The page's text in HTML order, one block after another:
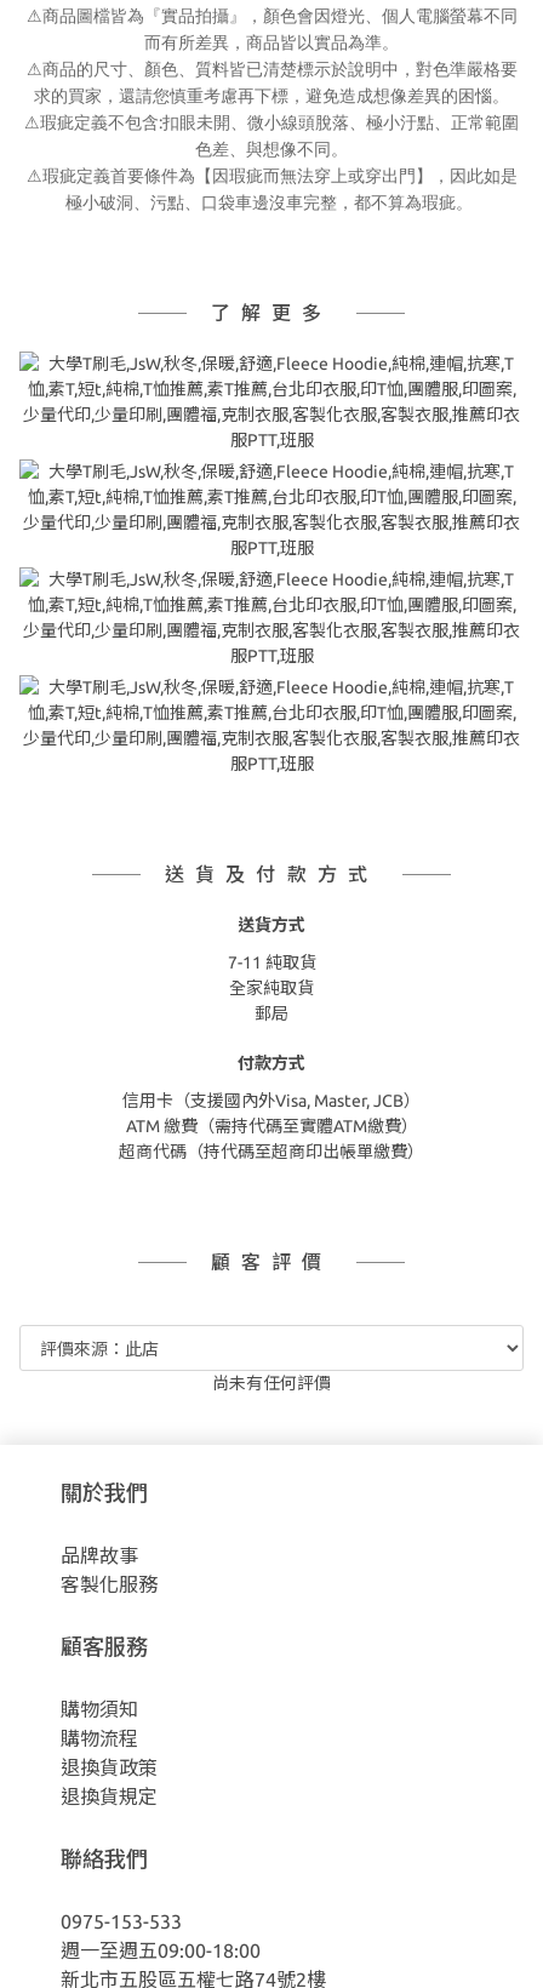
⚠商品圖檔皆為『實品拍攝』，顏色會因燈光、個人電腦螢幕不同
而有所差異，商品皆以實品為準。
⚠商品的尺寸、顏色、質料皆已清楚標示於說明中，對色準嚴格要
求的買家，還請您慎重考慮再下標，避免造成想像差異的困惱。
⚠瑕疵定義不包含:扣眼未開、微小線頭脫落、極小汙點、正常範圍
色差、與想像不同。
⚠瑕疵定義首要條件為【因瑕疵而無法穿上或穿出門】，因此如是
極小破洞、污點、口袋車邊沒車完整，都不算為瑕疵。
了解更多
送貨及付款方式
送貨方式
7-11 純取貨
全家純取貨
郵局
付款方式
信用卡（支援國內外Visa, Master, JCB）
ATM 繳費（需持代碼至實體ATM繳費）
超商代碼（持代碼至超商印出帳單繳費）
顧客評價
尚未有任何評價
關於我們
品牌故事
客製化服務
顧客服務
購物須知
購物流程
退換貨政策
退換貨規定
聯絡我們
0975-153-533
週一至週五09:00-18:00
新北市五股區五權七路74號2樓